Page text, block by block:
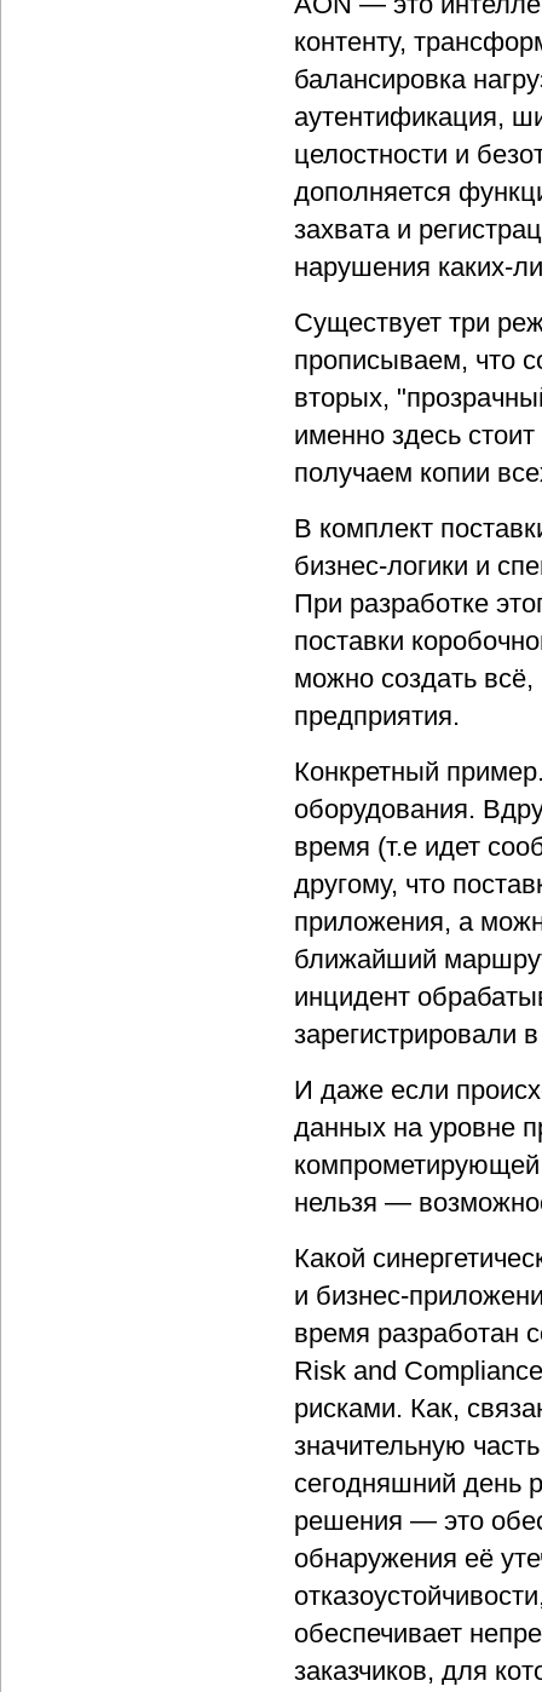
контенту,
балансировка
аутентификация,
целостности и
дополняется
захвата и
нарушения каких-
Существует три
прописываем, что
вторых,
именно здесь
получаем копии
В комплект
бизнес-логики и
При разработке
поставки
можно создать всё,
предприятия.
Конкретный
оборудования.
время (т.е идет
другому, что
приложения, а
ближайший
инцидент
зарегистрировали
И даже если
данных на уровне
компрометирующей
нельзя —
Какой
и бизнес-
время разработан
Risk and
рисками. Как,
значительную
сегодняшний день
решения — это
обнаружения её
обеспечивает
заказчиков, для